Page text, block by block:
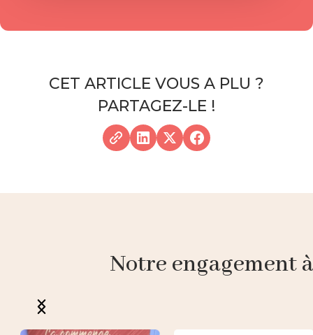
CET ARTICLE VOUS A PLU ?
PARTAGEZ-LE !
Notre engagement